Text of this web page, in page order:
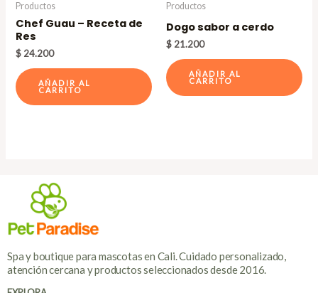
Productos
Chef Guau – Receta de
Res
$ 24.200
AÑADIR AL
CARRITO
Productos
Dogo sabor a cerdo
$ 21.200
AÑADIR AL
CARRITO
Spa y boutique para mascotas en Cali. Cuidado personalizado,
atención cercana y productos seleccionados desde 2016.